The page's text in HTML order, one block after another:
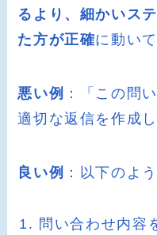
るより、細かいス
た方が正確に動い
悪い例 ：「この問
適切な返信を作成
良い例 ：以下のよ
問い合わせ内容